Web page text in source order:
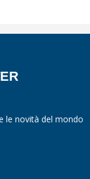
le novità del mondo